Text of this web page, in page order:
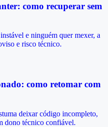
como recuperar sem
e ninguém quer mexer, a
e risco técnico.
como retomar com
deixar código incompleto,
dono técnico confiável.